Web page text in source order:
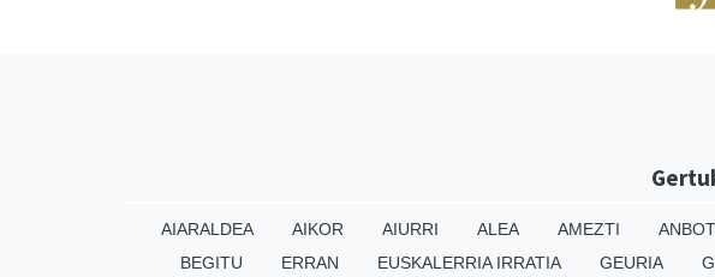
AIARALDEA AIKOR AIURRI ALEA AMEZTI
BEGITU
ERRAN EUSKALERRIA IRRATIA GEURIA